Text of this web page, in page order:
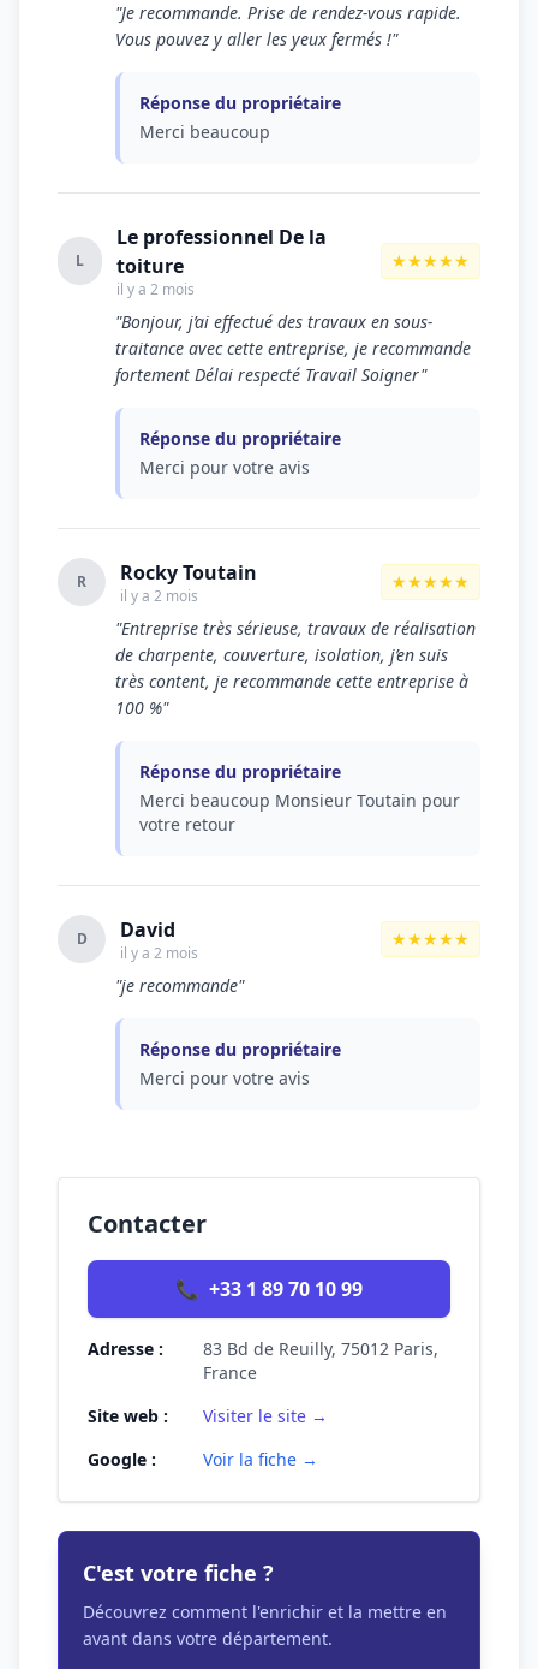
"Je recommande. Prise de rendez-vous rapide.
Vous pouvez y aller les yeux fermés !"
Réponse du propriétaire
Merci beaucoup
L
Le professionnel De la
toiture
il y a 2 mois
★★★★★
"Bonjour, j’ai effectué des travaux en sous-
traitance avec cette entreprise, je recommande
fortement Délai respecté Travail Soigner"
Réponse du propriétaire
Merci pour votre avis
R Rocky Toutain
il y a 2 mois
★★★★★
"Entreprise très sérieuse, travaux de réalisation
de charpente, couverture, isolation, j’en suis
très content, je recommande cette entreprise à
100 %"
Réponse du propriétaire
Merci beaucoup Monsieur Toutain pour
votre retour
D David
il y a 2 mois
★★★★★
"je recommande"
Réponse du propriétaire
Merci pour votre avis
Contacter
📞 +33 1 89 70 10 99
Adresse :
83 Bd de Reuilly, 75012 Paris,
France
Site web :
Visiter le site →
Google :
Voir la fiche →
C'est votre fiche ?
Découvrez comment l'enrichir et la mettre en
avant dans votre département.